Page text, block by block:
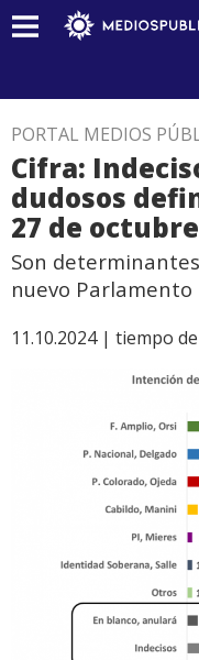
PORTAL MEDIOS
Cifra:
dudosos
27 de octubre
Son
nuevo Parlamento
11.10.2024 | tiempo